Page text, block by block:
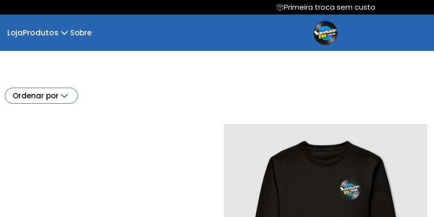
Primeira troca sem custo
LojaProdutos
Body Infantil
Sobre
Ordenar por